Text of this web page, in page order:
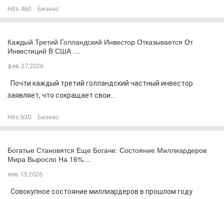
Hits:460 Бизнес
Каждый Третий Голландский Инвестор Отказывается От
Инвестиций В США …
фев 27,2026
Почти каждый третий голландский частный инвестор
заявляет, что сокращает свои...
Hits:630 Бизнес
Богатые Становятся Еще Богаче: Состояние Миллиардеров
Мира Выросло На 16%…
янв 19,2026
Совокупное состояние миллиардеров в прошлом году